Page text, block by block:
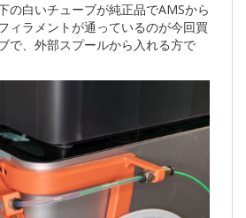
の白いチューブが純正品でAMSから
ィラメントが通っているのが今回買
で、外部スプールから入れる方で